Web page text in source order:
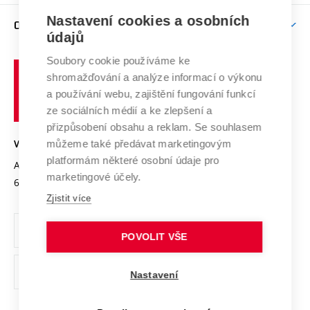
E-přihláška
Doktorské studium
Podpora podnikání
Mezinárodní vědecká rada
Systém zajišťování kvality výzkumu
Výzkumné infrastruktury
Transfer znalostí
Open Science
Projekty
Projekty ze strukturálních fondů
Specifický výzkum
Zahraniční spolupráce
Spolupráce se školami
Služby univerzity
Mezinárodní dohody
Univerzitní sítě
O UNIVERZITĚ
Profil univerzity
Udržitelná univerzita
Podnikavá univerzita / ContriBUTe
Bezpečná univerzita
Vyznamenání
Organizační struktura
Ochrana osobních údajů
odkaz)
učení
technické
VYSOKÉ UČENÍ TECHNICKÉ V BRNĚ
Antonínská 548/1
602 00 Brno
www.vut.cz
vut@vutbr.cz
Nastavení cookies a osobních
údajů
Soubory cookie používáme ke
shromažďování a analýze informací o výkonu
a používání webu, zajištění fungování funkcí
ze sociálních médií a ke zlepšení a
přizpůsobení obsahu a reklam. Se souhlasem
můžeme také předávat marketingovým
platformám některé osobní údaje pro
marketingové účely.
Zjistit více
POVOLIT VŠE
Nastavení